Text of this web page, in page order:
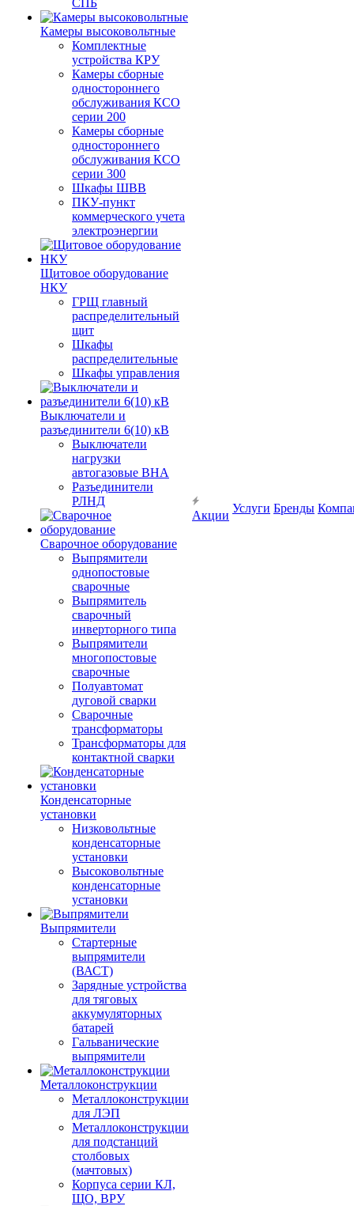
СПБ
Камеры высоковольтные
Комплектные
устройства КРУ
Камеры сборные
одностороннего
обслуживания КСО
серии 200
Камеры сборные
одностороннего
обслуживания КСО
серии 300
Шкафы ШВВ
ПКУ-пункт
коммерческого учета
электроэнергии
Щитовое оборудование
НКУ
ГРЩ главный
распределительный
щит
Шкафы
распределительные
Шкафы управления
Выключатели и
разъединители 6(10) кВ
Выключатели
нагрузки
автогазовые ВНА
Разъединители
РЛНД
Сварочное оборудование
Выпрямители
однопостовые
сварочные
Выпрямитель
сварочный
инверторного типа
Выпрямители
многопостовые
сварочные
Полуавтомат
дуговой сварки
Сварочные
трансформаторы
Трансформаторы для
контактной сварки
Конденсаторные
установки
Низковольтные
конденсаторные
установки
Высоковольтные
конденсаторные
установки
Выпрямители
Стартерные
выпрямители
(ВАСТ)
Зарядные устройства
для тяговых
аккумуляторных
батарей
Гальванические
выпрямители
Металлоконструкции
Металлоконструкции
для ЛЭП
Металлоконструкции
для подстанций
столбовых
(мачтовых)
Корпуса серии КЛ,
ЩО, ВРУ
Акции
Услуги Бренды